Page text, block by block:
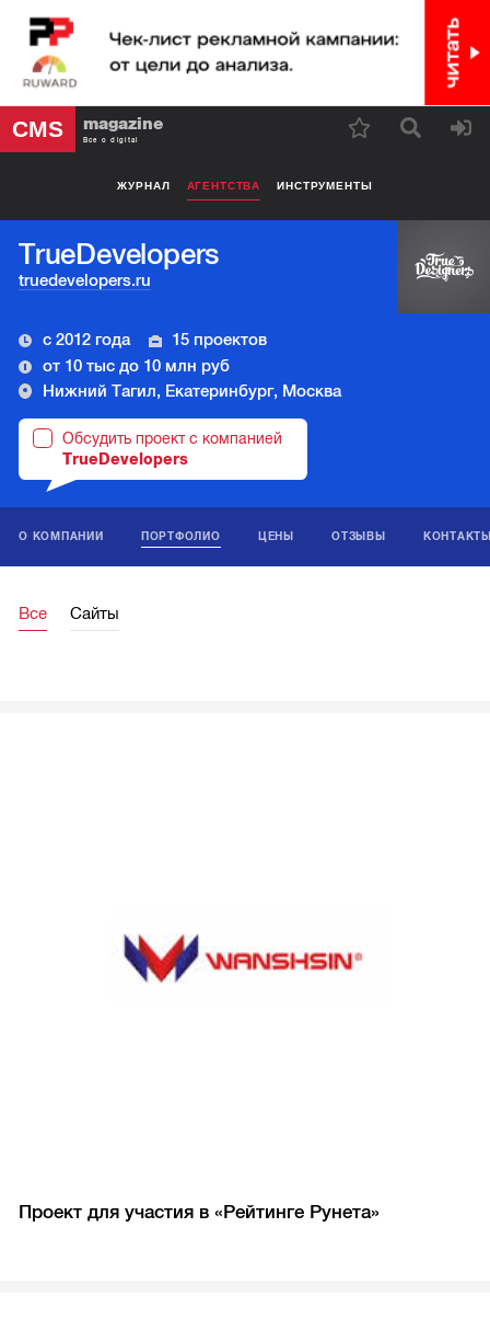
CMS magazine
Все о digital
ЖУРНАЛ АГЕНТСТВА ИНСТРУМЕНТЫ
TrueDevelopers
truedevelopers.ru
с 2012 года
15 проектов
от 10 тыс до 10 млн руб
Нижний Тагил, Екатеринбург, Москва
Обсудить проект с компанией
TrueDevelopers
О КОМПАНИИ ПОРТФОЛИО ЦЕНЫ ОТЗЫВЫ
Все Сайты
Проект для участия в «Рейтинге Рунета»